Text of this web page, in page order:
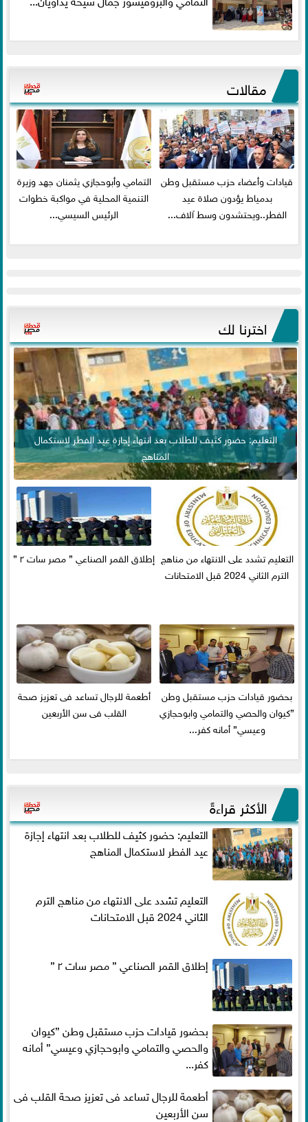
مقالات
قيادات وأعضاء حزب مستقبل وطن
بدمياط يؤدون صلاة عيد
الفطر..ويحتشدون وسط آلاف...
التمامي وأبوحجازي يثمنان جهد وزيرة
التنمية المحلية في مواكبة خطوات
الرئيس السيسي...
اخترنا لك
التعليم: حضور كثيف للطلاب بعد انتهاء إجازة عيد الفطر لاستكمال
المناهج
التعليم تشدد على الانتهاء من مناهج
الترم الثاني 2024 قبل الامتحانات
إطلاق القمر الصناعي ” مصر سات ٢ ”
بحضور قيادات حزب مستقبل وطن
”كيوان والحصي والتمامي وابوحجازي
وعيسي” أمانه كفر...
أطعمة للرجال تساعد فى تعزيز صحة
القلب فى سن الأربعين
الأكثر قراءةً
التعليم: حضور كثيف للطلاب بعد انتهاء إجازة
عيد الفطر لاستكمال المناهج
التعليم تشدد على الانتهاء من مناهج الترم
الثاني 2024 قبل الامتحانات
إطلاق القمر الصناعي ” مصر سات ٢ ”
بحضور قيادات حزب مستقبل وطن ”كيوان
والحصي والتمامي وابوحجازي وعيسي” أمانه
كفر...
أطعمة للرجال تساعد فى تعزيز صحة القلب فى
سن الأربعين